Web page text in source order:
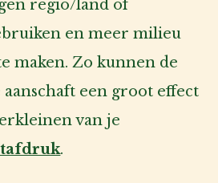
regio/land of
en meer milieu
maken. Zo kunnen de
een groot effect
van je
.